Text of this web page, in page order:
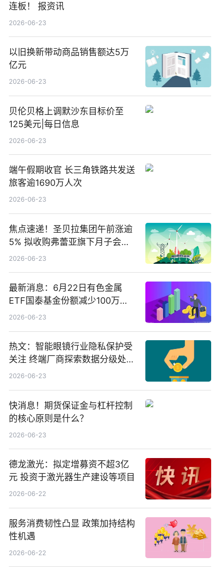
连板！ 报资讯
2026-06-23
以旧换新带动商品销售额达5万
亿元
2026-06-23
贝伦贝格上调默沙东目标价至
125美元|每日信息
2026-06-23
端午假期收官 长三角铁路共发送
旅客逾1690万人次
2026-06-23
焦点速递！圣贝拉集团午前涨逾
5% 拟收购弗蕾亚旗下月子会所
业务少数股权
2026-06-23
最新消息：6月22日有色金属
ETF国泰基金份额减少100万
份，重仓股紫金矿业、洛阳钼
2026-06-23
热文：智能眼镜行业隐私保护受
关注 终端厂商探索数据分级处理
等方案
2026-06-23
快消息！期货保证金与杠杆控制
的核心原则是什么？
2026-06-23
德龙激光：拟定增募资不超3亿
元 投资于激光器生产建设等项目
2026-06-22
服务消费韧性凸显 政策加持结构
性机遇
2026-06-22